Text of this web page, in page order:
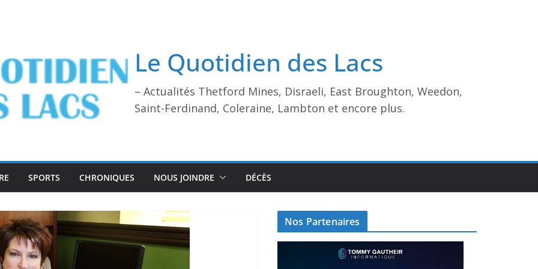
Le Quotidien des Lacs
– Actualités Thetford Mines, Disraeli, East Broughton, Weedon,
Saint-Ferdinand, Coleraine, Lambton et encore plus.
SPORTS CHRONIQUES NOUS JOINDRE DÉCÈS
Nos Partenaires